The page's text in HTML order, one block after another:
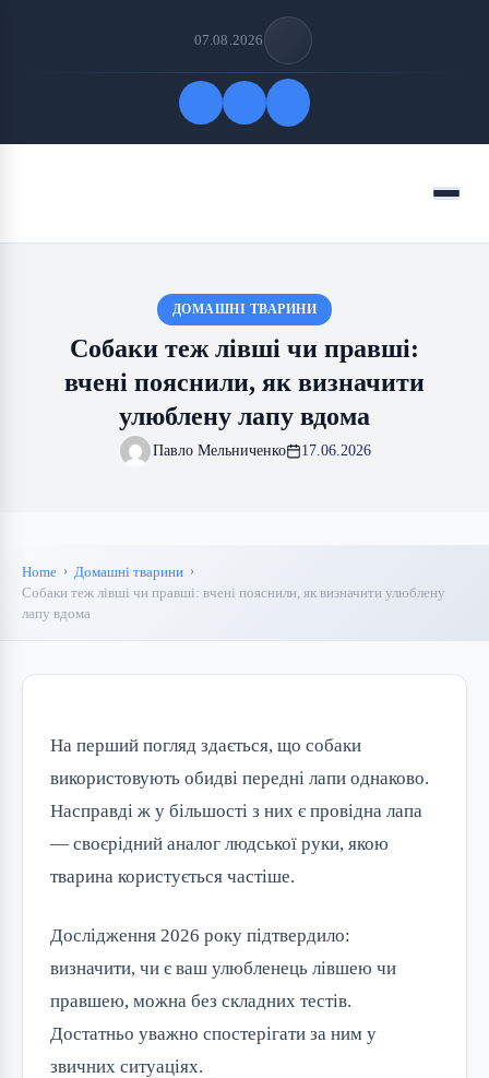
07.08.2026
Menu
ДОМАШНІ ТВАРИНИ
Собаки теж лівші чи правші:
вчені пояснили, як визначити
улюблену лапу вдома
Павло Мельниченко 17.06.2026
Home
Домашні тварини
Собаки теж лівші чи правші: вчені пояснили, як визначити улюблену
лапу вдома
На перший погляд здається, що собаки
використовують обидві передні лапи однаково.
Насправді ж у більшості з них є провідна лапа
— своєрідний аналог людської руки, якою
тварина користується частіше.
Дослідження 2026 року підтвердило:
визначити, чи є ваш улюбленець лівшею чи
правшею, можна без складних тестів.
Достатньо уважно спостерігати за ним у
звичних ситуаціях.